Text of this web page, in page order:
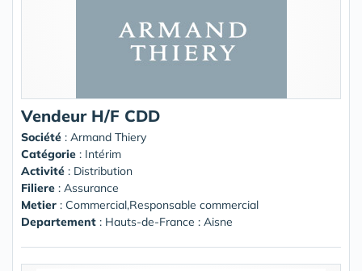
Vendeur H/F CDD
Société : Armand Thiery
Catégorie : Intérim
Activité : Distribution
Filiere : Assurance
Metier : Commercial,Responsable commercial
Departement : Hauts-de-France : Aisne